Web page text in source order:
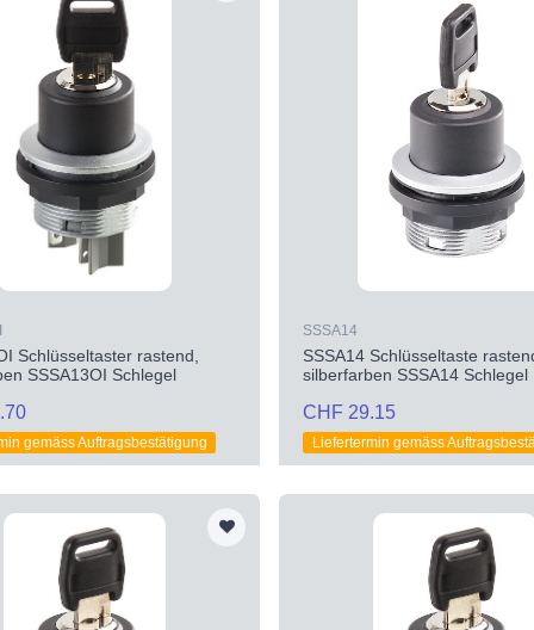
Schlüsseltaster rastend,
SSSA13OI Schlegel
gemäss Auftragsbestätigung
SSSA14
SSSA14 Schlüsseltaste
silberfarben SSSA14 Schlegel
CHF 29.15
Liefertermin gemäss